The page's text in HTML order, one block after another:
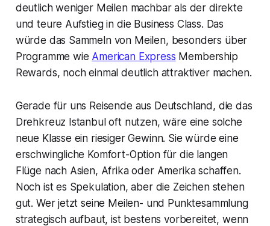
deutlich weniger Meilen machbar als der direkte
und teure Aufstieg in die Business Class. Das
würde das Sammeln von Meilen, besonders über
Programme wie American Express Membership
Rewards, noch einmal deutlich attraktiver machen.
Gerade für uns Reisende aus Deutschland, die das
Drehkreuz Istanbul oft nutzen, wäre eine solche
neue Klasse ein riesiger Gewinn. Sie würde eine
erschwingliche Komfort-Option für die langen
Flüge nach Asien, Afrika oder Amerika schaffen.
Noch ist es Spekulation, aber die Zeichen stehen
gut. Wer jetzt seine Meilen- und Punktesammlung
strategisch aufbaut, ist bestens vorbereitet, wenn